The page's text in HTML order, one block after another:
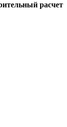
расчет